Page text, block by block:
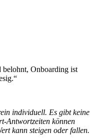
Onboarding ist
individuell. Es gibt keine
Antwortzeiten können
kann steigen oder fallen.